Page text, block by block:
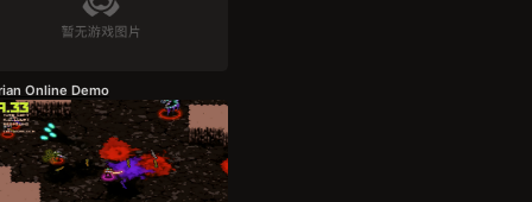
Online Demo